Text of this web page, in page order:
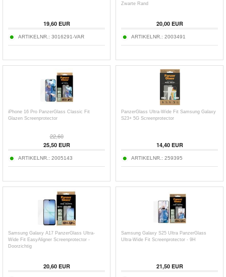
19,60EUR
ARTIKELNR.: 3016291-VAR
Zwarte Rand
20,00EUR
ARTIKELNR.: 2003491
iPhone 16 Pro PanzerGlass Classic Fit
Glazen Screenprotector
22,60
25,50EUR
ARTIKELNR.: 2005143
PanzerGlass Ultra-Wide Fit Samsung Galaxy
S23+ 5G Screenprotector
14,40EUR
ARTIKELNR.: 259395
Samsung Galaxy A17 PanzerGlass Ultra-
Wide Fit EasyAligner Screenprotector -
Doorzichtig
20,60EUR
Samsung Galaxy S25 Ultra PanzerGlass
Ultra-Wide Fit Screenprotector - 9H
21,50EUR